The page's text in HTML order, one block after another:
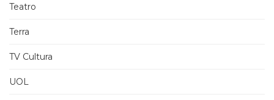
Teatro
Terra
TV Cultura
UOL